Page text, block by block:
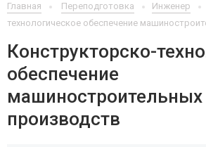
Главная Переподготовка Инженер
технологическое обеспечение
Конструкторско-
обеспечение
машиностроительных
производств